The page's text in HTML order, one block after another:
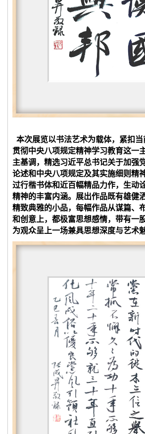
本次展览以书法艺术为载体，紧扣
贯彻中央八项规定精神学习教育这一
主基调，精选习近平总书记关于加强
论述和中央八项规定及其实施细则精
过行楷书体和近百幅精品力作，生动
精神的丰富内涵。展出作品既有雄健
精致典雅的小品，每幅作品从谋篇、
和创意上，都极富思想感情，带有一
为观众呈上一场兼具思想深度与艺术